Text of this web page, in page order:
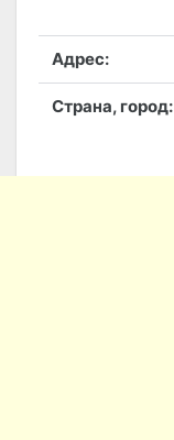
Адрес:
Страна, город: